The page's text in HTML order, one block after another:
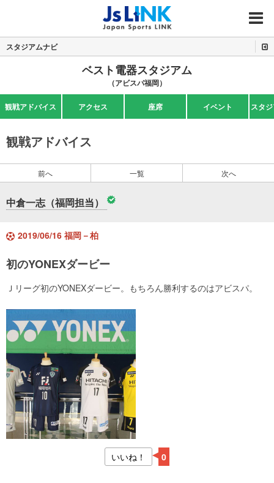
MENU
スタジアムナビ
ベスト電器スタジアム
（アビスパ福岡）
観戦アドバイス アクセス 座席 イベント スタ
観戦アドバイス
前へ 一覧 次へ
中倉一志（福岡担当）
2019/06/16 福岡－柏
初のYONEXダービー
Ｊリーグ初のYONEXダービー。もちろん勝利するのはアビスパ。
いいね！ 0